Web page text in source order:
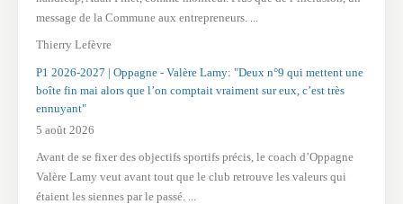
message de la Commune aux entrepreneurs. ...
Thierry Lefèvre
P1 2026-2027 | Oppagne - Valère Lamy: "Deux n°9 qui mettent une
boîte fin mai alors que l’on comptait vraiment sur eux, c’est très
ennuyant"
5 août 2026
Avant de se fixer des objectifs sportifs précis, le coach d’Oppagne
Valère Lamy veut avant tout que le club retrouve les valeurs qui
étaient les siennes par le passé. ...